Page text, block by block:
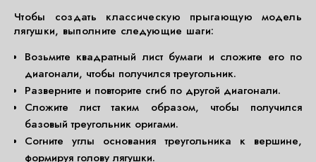
Чтобы создать классическую прыгающую модель
лягушки, выполните следующие шаги:
Возьмите квадратный лист бумаги и сложите его по
диагонали, чтобы получился треугольник.
Разверните и повторите сгиб по другой диагонали.
Сложите лист таким образом, чтобы получился
базовый треугольник оригами.
Согните углы основания треугольника к вершине,
формируя голову лягушки.